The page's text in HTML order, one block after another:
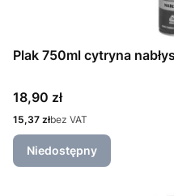
Plak 750ml cytryna
Cena
18,90 zł
Cena
15,37 złbez VAT
Niedostępny